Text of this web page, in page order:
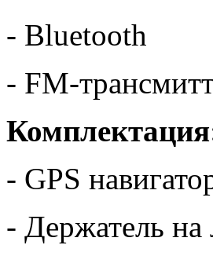
- Bluetooth
- FM-
- GPS
- Держатель на